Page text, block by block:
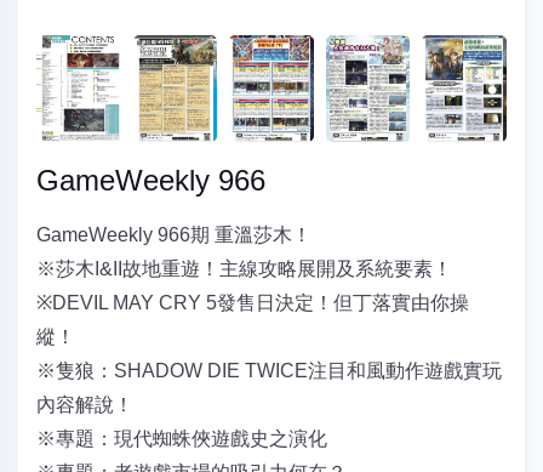
GameWeekly 966
GameWeekly 966期 重溫莎木！
※莎木I&II故地重遊！主線攻略展開及系統要素！
※DEVIL MAY CRY 5發售日決定！但丁落實由你操
縱！
※隻狼：SHADOW DIE TWICE注目和風動作遊戲實玩
內容解說！
※專題：現代蜘蛛俠遊戲史之演化